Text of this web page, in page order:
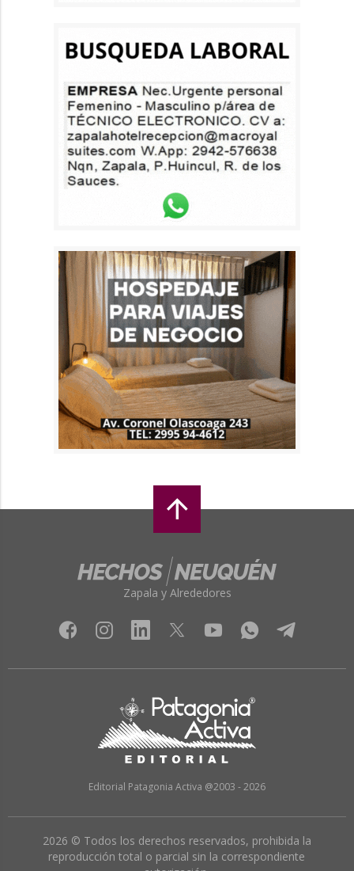
Zapala y Alrededores
Editorial Patagonia Activa @2003 - 2026
2026 © Todos los derechos reservados, prohibida la
reproducción total o parcial sin la correspondiente